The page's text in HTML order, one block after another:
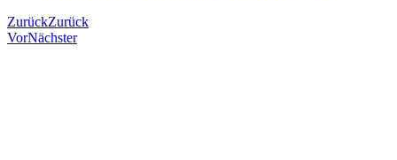
ZurückZurück
VorNächster